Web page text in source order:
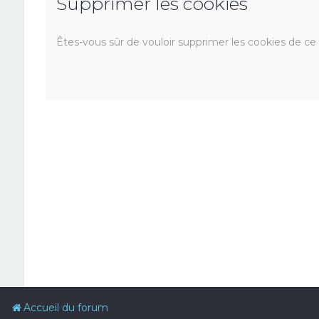
Êtes-vous sûr de vouloir supprimer les cookies de
Accueil du forum